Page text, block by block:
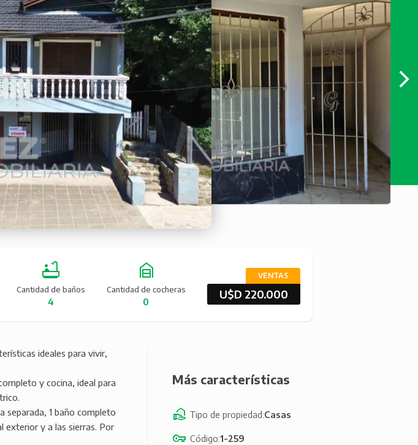
Cantidad de baños
4
Cantidad de cocheras
0
VENTAS
U$D 220.000
ideales para vivir,
y cocina, ideal para
separada, 1 baño completo
exterior y a las sierras. Por
Más características
Tipo de propiedad Casas
Código 1-259